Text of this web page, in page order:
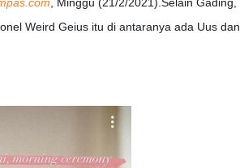
Weird Geius itu di antaranya ada Uus dan